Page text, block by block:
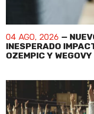
04 AGO, 2026 —
INESPERADO
OZEMPIC Y